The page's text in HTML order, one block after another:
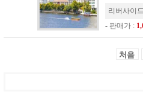
리버사이
- 판매가 :
처음